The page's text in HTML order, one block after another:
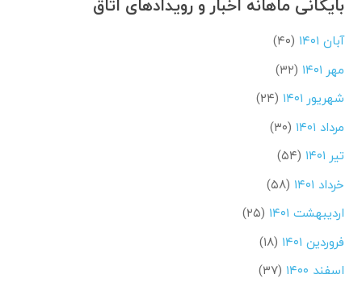
آبان ۱۴۰۱
(۴۰)
مهر ۱۴۰۱
(۳۲)
شهریور ۱۴۰۱
(۲۴)
مرداد ۱۴۰۱
(۳۰)
تیر ۱۴۰۱
(۵۴)
خرداد ۱۴۰۱
(۵۸)
اردیبهشت ۱۴۰۱
(۲۵)
فروردین ۱۴۰۱
(۱۸)
اسفند ۱۴۰۰
(۳۷)